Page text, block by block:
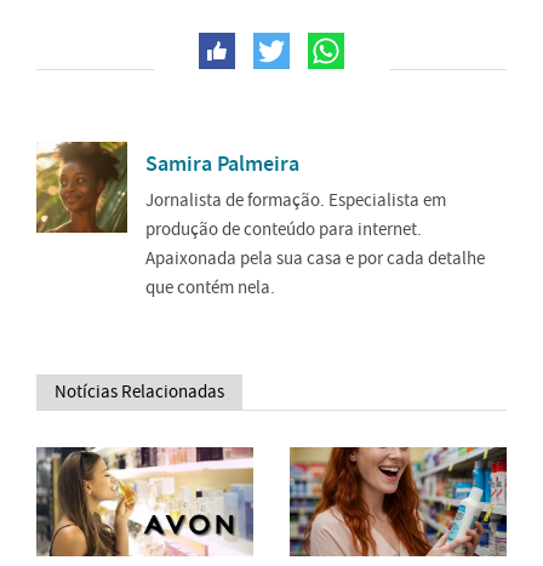
Samira Palmeira
Jornalista de formação. Especialista em
produção de conteúdo para internet.
Apaixonada pela sua casa e por cada detalhe
que contém nela.
Notícias Relacionadas